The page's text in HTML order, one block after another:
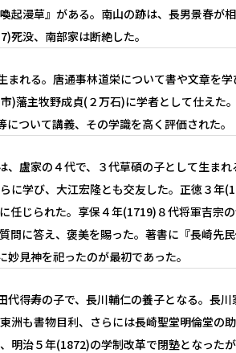
起漫草』がある。南山の跡は、長男景春が
死没、南部家は断絶した。
まれる。唐通事林道栄について書や文章を
)藩主牧野成貞(２万石)に学者として仕えた
ついて講義、その学識を高く評価された。
盧家の４代で、３代草碩の子として生ま
に学び、大江宏隆とも交友した。正徳３年
任じられた。享保４年(1719)８代将軍吉宗
問に答え、褒美を賜った。著書に『長崎先
見神を祀ったのが最初であった。
得寿の子で、長川輔仁の養子となる。長
洲も書物目利、さらには長崎聖堂明倫堂の
明治５年(1872)の学制改革で閉塾となった